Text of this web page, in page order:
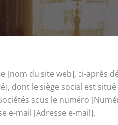
[nom du site web], ci-après
dont le siège social est
sous le numéro
e-mail [Adresse e-mail].